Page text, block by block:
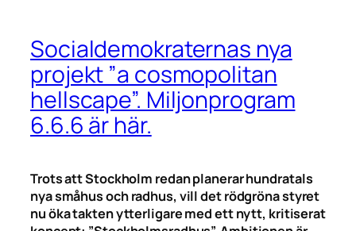
Socialdemokraternas nya
projekt ”a cosmopolitan
hellscape”. Miljonprogram
6.6.6 är här.
Trots att Stockholm redan planerar hundratals
nya småhus och radhus, vill det rödgröna styret
nu öka takten ytterligare med ett nytt, kritiserat